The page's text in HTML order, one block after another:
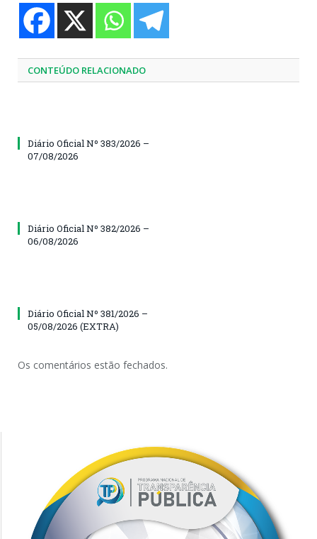
CONTEÚDO RELACIONADO
Diário Oficial Nº 383/2026 –
07/08/2026
Diário Oficial Nº 382/2026 –
06/08/2026
Diário Oficial Nº 381/2026 –
05/08/2026 (EXTRA)
Os comentários estão fechados.